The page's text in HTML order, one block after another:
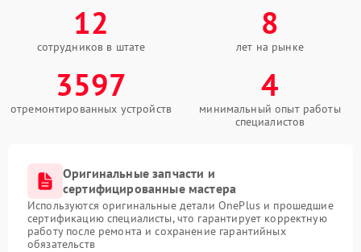
12
сотрудников в штате
8
лет на рынке
3597
отремонтированных устройств
4
минимальный опыт работы
специалистов
Оригинальные запчасти и
сертифицированные мастера
Используются оригинальные детали OnePlus и прошедшие
сертификацию специалисты, что гарантирует корректную
работу после ремонта и сохранение гарантийных
обязательств